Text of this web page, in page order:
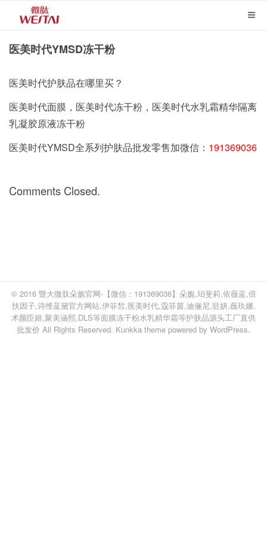
医美时代YMSD冻干粉
医美时代护肤品在哪里买？
医美时代面膜，医美时代冻干粉，医美时代水乳霜精华隔离
乳凝胶原液冻干粉
医美时代YMSD全系列护肤品批发零售加微信： 191369036
Comments Closed.
© 2016 暨大微肽朵旎官网-【微信：191369036】朵旎,珀斐莉,依薇蓝,倍
扶因子,诗维蓝黛官方网站,伊菲皙,医美时代,蔻菲茵,迪俪尼,驻妍,薇玖娜,
术颜臣姬,聚美涵熙,DLS等面膜冻干粉水乳精华霜等护肤品源头工厂直供
批发价 All Rights Reserved. Kunkka theme powered by WordPress.